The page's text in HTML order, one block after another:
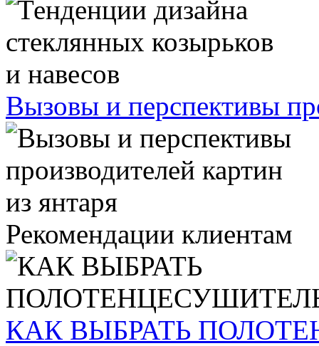
Вызовы и перспективы
Рекомендации клиентам
КАК ВЫБРАТЬ